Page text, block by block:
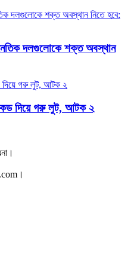
দলগুলোকে শক্ত অবস্থান
দিয়ে গরু লুট, আটক ২